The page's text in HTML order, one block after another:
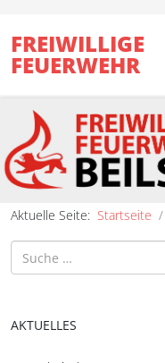
FREIWILLIGE
FEUERWEHR
Aktuelle Seite: Startseite
Suchen
AKTUELLES